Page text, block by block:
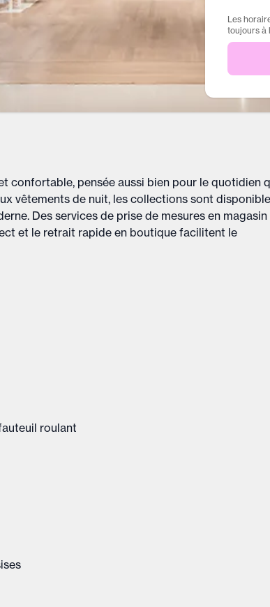
Les
toujours à
confortable, pensée aussi bien pour le quotidien
vêtements de nuit, les collections sont
Des services de prise de mesures en magasin
et le retrait rapide en boutique facilitent le
roulant